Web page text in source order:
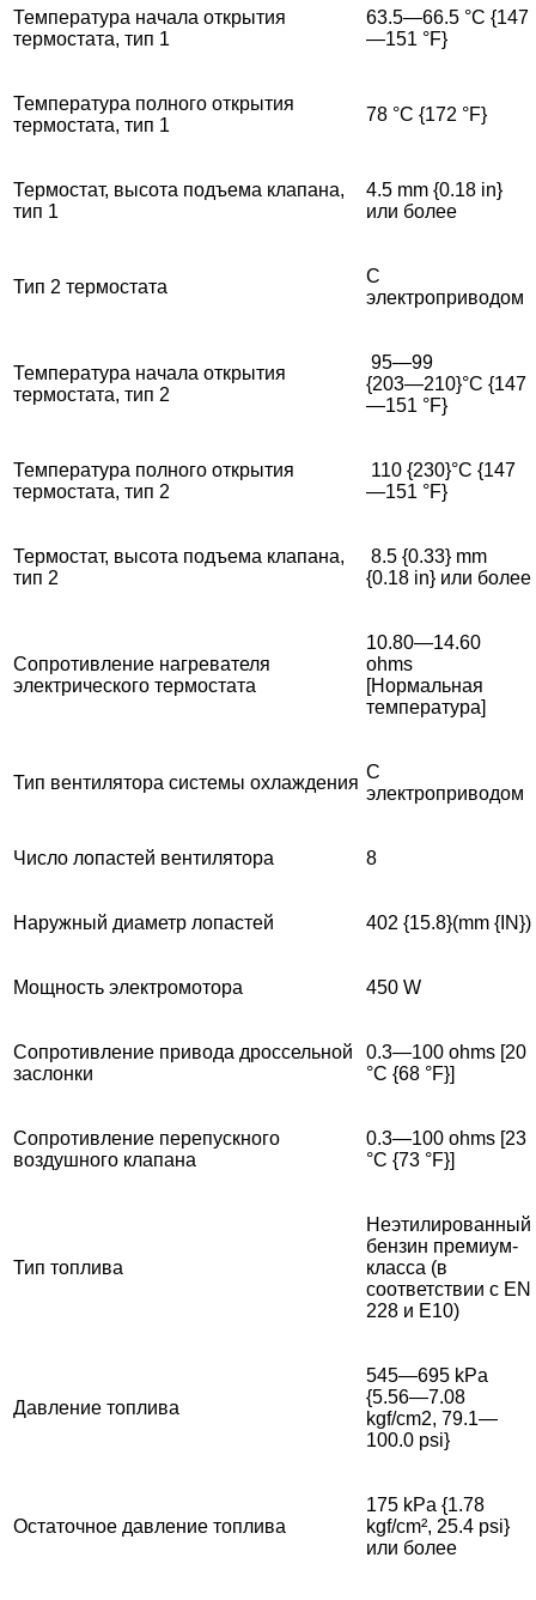
Температура начала открытия
термостата, тип 1
63.5—66.5 °C {147
—151 °F}
Температура полного открытия
термостата, тип 1
78 °C {172 °F}
Термостат, высота подъема клапана,
тип 1
4.5 mm {0.18 in}
или более
Тип 2 термостата
С
электроприводом
Температура начала открытия
термостата, тип 2
95―99
{203―210}°C {147
—151 °F}
Температура полного открытия
термостата, тип 2
110 {230}°C {147
—151 °F}
Термостат, высота подъема клапана,
тип 2
8.5 {0.33} mm
{0.18 in} или более
Сопротивление нагревателя
электрического термостата
10.80—14.60
ohms
[Нормальная
температура]
Тип вентилятора системы охлаждения
С
электроприводом
Число лопастей вентилятора 8
Наружный диаметр лопастей 402 {15.8}(mm {IN})
Мощность электромотора 450 W
Сопротивление привода дроссельной
заслонки
0.3—100 ohms [20
°C {68 °F}]
Сопротивление перепускного
воздушного клапана
0.3—100 ohms [23
°C {73 °F}]
Тип топлива
Неэтилированный
бензин премиум-
класса (в
соответствии с EN
228 и E10)
Давление топлива
545—695 kPa
{5.56—7.08
kgf/cm2, 79.1—
100.0 psi}
Остаточное давление топлива
175 kPa {1.78
kgf/cm², 25.4 psi}
или более